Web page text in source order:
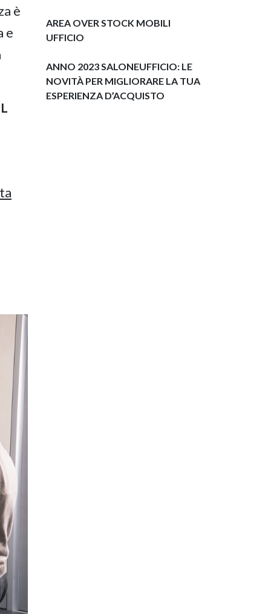
è
e
AREA OVER STOCK MOBILI
UFFICIO
ANNO 2023 SALONEUFFICIO: LE
NOVITÀ PER MIGLIORARE LA TUA
ESPERIENZA D’ACQUISTO